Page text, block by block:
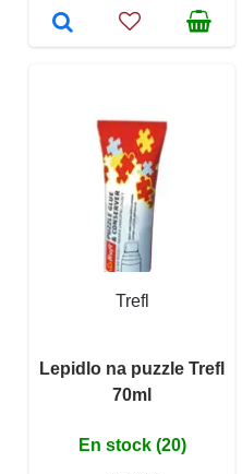
Trefl
Lepidlo na puzzle Trefl
70ml
En stock (20)